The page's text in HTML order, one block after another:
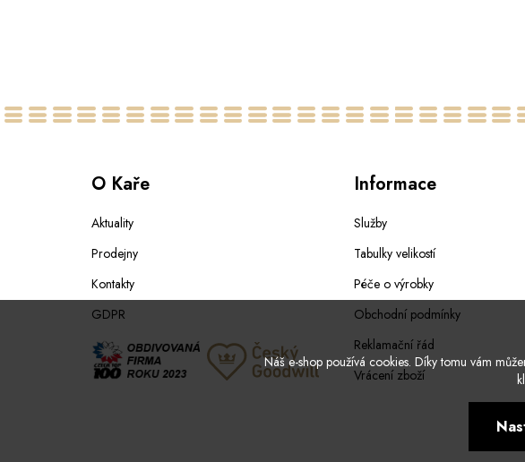
O Kaře
Aktuality
Prodejny
Kontakty
GDPR
Informace
Služby
Tabulky velikostí
Péče o výrobky
Obchodní podmínky
Reklamační řád
Vrácení zboží
Náš e-shop používá cookies. Díky tomu vám